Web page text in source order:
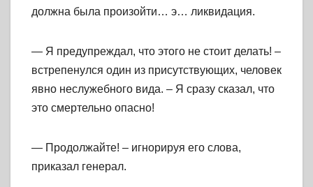
должна была произойти… э… ликвидация.
— Я предупреждал, что этого не стоит делать! –
встрепенулся один из присутствующих, человек
явно неслужебного вида. – Я сразу сказал, что
это смертельно опасно!
— Продолжайте! – игнорируя его слова,
приказал генерал.